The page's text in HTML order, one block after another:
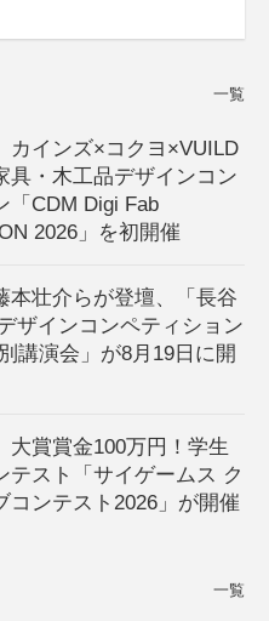
一覧
カインズ×コクヨ×VUILD
具・木工品デザインコン
「CDM Digi Fab
2026」を初開催
本壮介らが登壇、「長谷
ザインコンペティション
講演会」が8月19日に開
大賞賞金100万円！学生
テスト「サイゲームス ク
コンテスト2026」が開催
一覧